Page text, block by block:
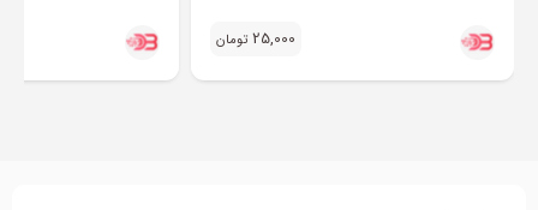
25,000 تومان